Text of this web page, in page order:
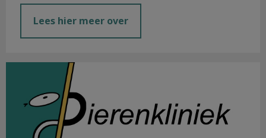
Lees hier meer over
Nieuwsbrief juli 2022